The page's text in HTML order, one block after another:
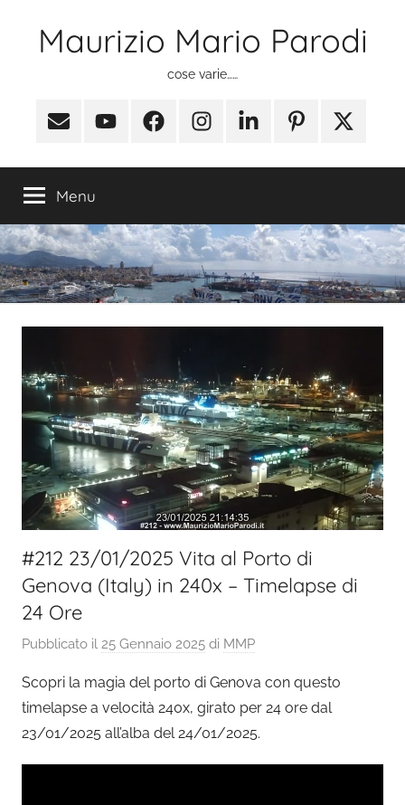
Maurizio Mario Parodi
cose varie……
Email YoutubeFacebookInstagramLinkedinPinterest
X
Twitter)
Menu
#212 23/01/2025 Vita al Porto di
Genova (Italy) in 240x – Timelapse di
24 Ore
Pubblicato il 25 Gennaio 2025 di MMP
Scopri la magia del porto di Genova con questo
timelapse a velocità 240x, girato per 24 ore dal
23/01/2025 all’alba del 24/01/2025.